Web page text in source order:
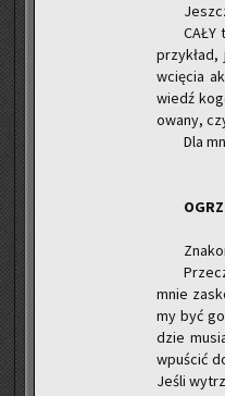
wcię­cia
wiedź
owa­ny,
Dla
mnie
my być
dzie
wpu­ścić
Jeśli